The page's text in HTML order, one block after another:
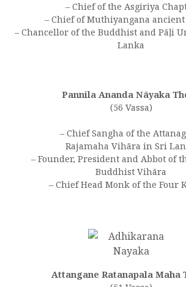
– Chief of the Asgiriya
– Chief of Muthiyangana
– Chancellor of the Buddhist and Pāḷi
Lanka
Pannila Ananda Nāyaka
(56 Vassa)
– Chief Sangha of the
Rajamaha Vihāra in Sri
– Founder, President and Abbot of
Buddhist Vihāra
– Chief Head Monk of the Four
Attangane Ratanapala Maha